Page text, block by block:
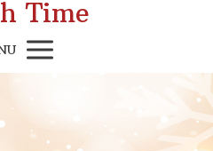
Time